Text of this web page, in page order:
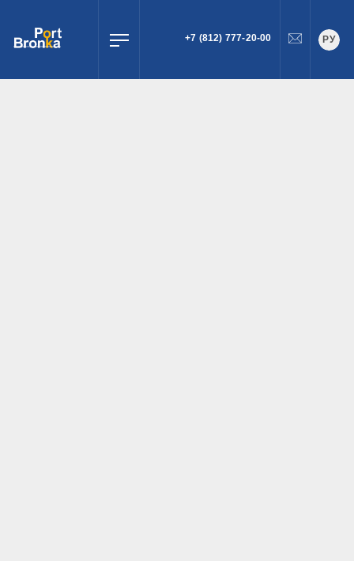
ПОИСК
+7 (812) 777-20-00 РУ